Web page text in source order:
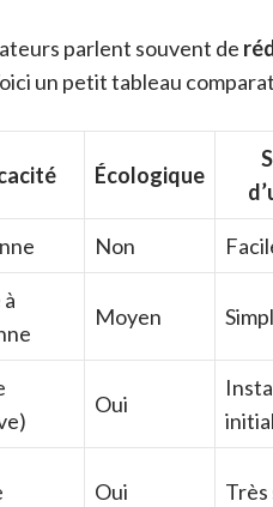
parlent souvent de
un petit tableau
Écologique
Non
Moyen
Oui
Oui Très